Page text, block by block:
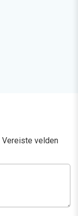
Vereiste velden